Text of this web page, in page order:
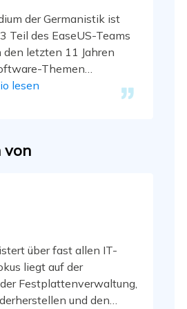
der Germanistik ist
Teil des EaseUS-Teams
letzten 11 Jahren
Themen
Schwerpunkt liegt auf
lesen
von
über fast allen IT-
liegt auf der
Festplattenverwaltung,
und den